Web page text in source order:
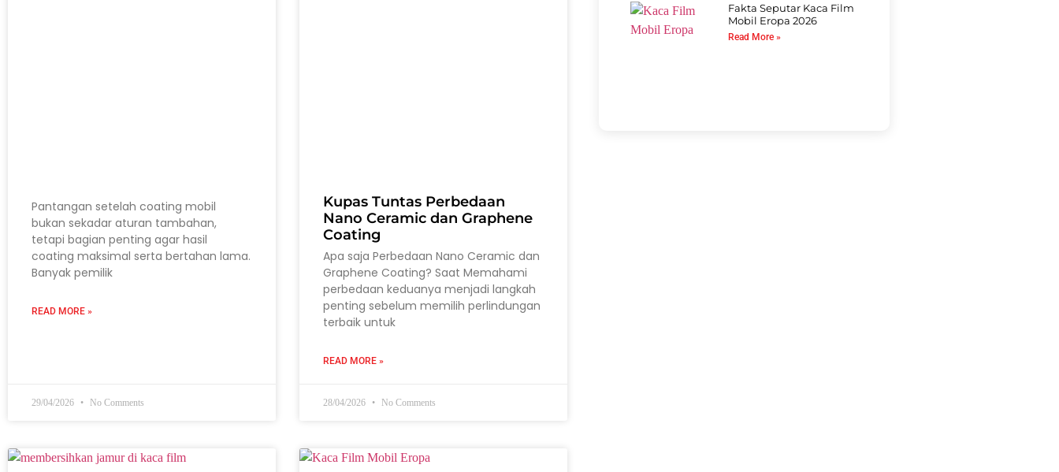
Pantangan setelah coating mobil
bukan sekadar aturan tambahan,
tetapi bagian penting agar hasil
coating maksimal serta bertahan lama.
Banyak pemilik
READ MORE »
29/04/2026 No Comments
Kupas Tuntas Perbedaan
Nano Ceramic dan Graphene
Coating
Apa saja Perbedaan Nano Ceramic dan
Graphene Coating? Saat Memahami
perbedaan keduanya menjadi langkah
penting sebelum memilih perlindungan
terbaik untuk
READ MORE »
28/04/2026 No Comments
Fakta Seputar Kaca Film
Mobil Eropa 2026
Read More »